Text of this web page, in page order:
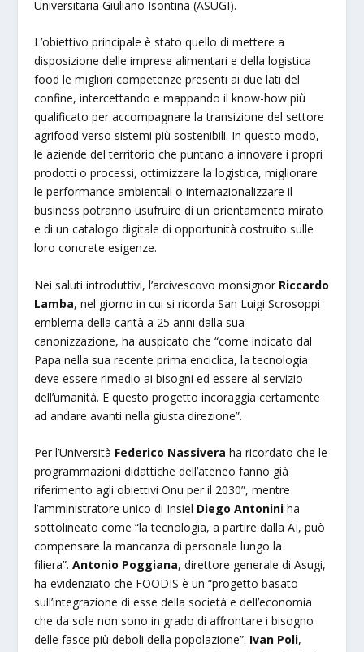
Universitaria Giuliano Isontina (ASUGI).
L’obiettivo principale è stato quello di mettere a
disposizione delle imprese alimentari e della logistica
food le migliori competenze presenti ai due lati del
confine, intercettando e mappando il know-how più
qualificato per accompagnare la transizione del settore
agrifood verso sistemi più sostenibili. In questo modo,
le aziende del territorio che puntano a innovare i propri
prodotti o processi, ottimizzare la logistica, migliorare
le performance ambientali o internazionalizzare il
business potranno usufruire di un orientamento mirato
e di un catalogo digitale di opportunità costruito sulle
loro concrete esigenze.
Nei saluti introduttivi, l’arcivescovo monsignor Riccardo
Lamba, nel giorno in cui si ricorda San Luigi Scrosoppi
emblema della carità a 25 anni dalla sua
canonizzazione, ha auspicato che “come indicato dal
Papa nella sua recente prima enciclica, la tecnologia
deve essere rimedio ai bisogni ed essere al servizio
dell’umanità. E questo progetto incoraggia certamente
ad andare avanti nella giusta direzione”.
Per l’Università Federico Nassivera ha ricordato che le
programmazioni didattiche dell’ateneo fanno già
riferimento agli obiettivi Onu per il 2030”, mentre
l’amministratore unico di Insiel Diego Antonini ha
sottolineato come “la tecnologia, a partire dalla AI, può
compensare la mancanza di personale lungo la
filiera”.Antonio Poggiana, direttore generale di Asugi,
ha evidenziato che FOODIS è un “progetto basato
sull’integrazione di esse della società e dell’economia
che da sole non sono in grado di affrontare i bisogno
delle fasce più deboli della popolazione”. Ivan Poli,